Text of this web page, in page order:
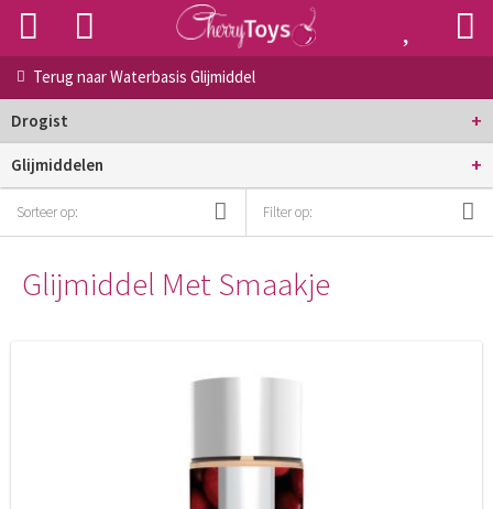
Terug naarWaterbasis Glijmiddel
Drogist +
Glijmiddelen +
Sorteer op: Filter op:
Glijmiddel Met Smaakje